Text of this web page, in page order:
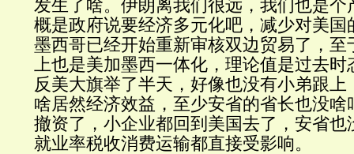
发生了啥。伊朗离我们很远，我们也是个
概是政府说要经济多元化吧，减少对美国
墨西哥已经开始重新审核双边贸易了，至
上也是美加墨西一体化，理论值是过去时
反美大旗举了半天，好像也没有小弟跟上
啥居然经济效益，至少安省的省长也没啥
撤资了，小企业都回到美国去了，安省也
就业率税收消费运输都直接受影响。